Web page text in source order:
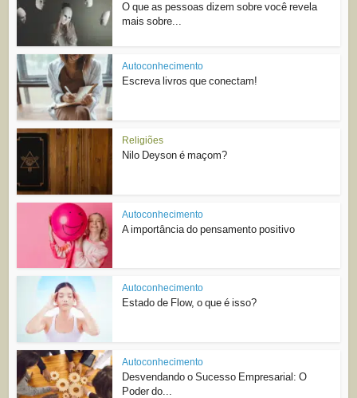
O que as pessoas dizem sobre você revela
mais sobre...
Autoconhecimento
Escreva livros que conectam!
Religiões
Nilo Deyson é maçom?
Autoconhecimento
A importância do pensamento positivo
Autoconhecimento
Estado de Flow, o que é isso?
Autoconhecimento
Desvendando o Sucesso Empresarial: O
Poder do...